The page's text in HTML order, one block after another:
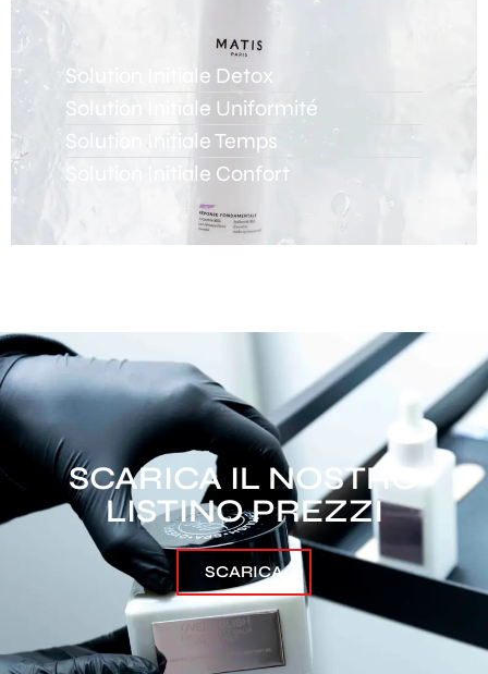
Solution Initiale Detox
Solution Initiale Uniformité
Solution Initiale Temps
Solution Initiale Confort
SCARICA IL NOSTRO
LISTINO PREZZI
SCARICA